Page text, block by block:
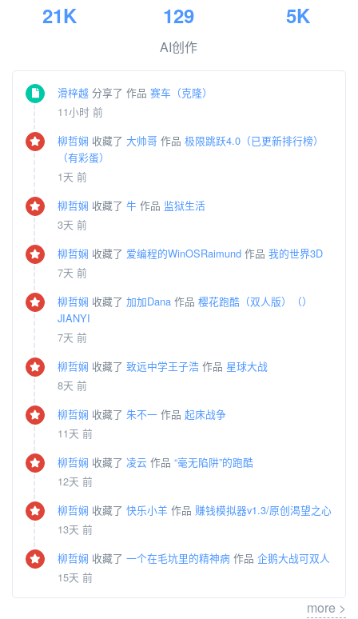
21K 129
AI创作
5K
滑梓越 分享了 作品 赛车️（克隆）
11小时 前
柳哲娴 收藏了 大帅哥 作品 极限跳跃4.0（已更新排行榜）
（有彩蛋）
1天 前
柳哲娴 收藏了 牛 作品 监狱生活
3天 前
柳哲娴 收藏了 爱编程的WinOSRaimund 作品 我的世界3D
7天 前
柳哲娴 收藏了 加加Dana 作品 樱花跑酷（双人版）（）
JIANYI
7天 前
柳哲娴 收藏了 致远中学王子浩 作品 星球大战
8天 前
柳哲娴 收藏了 朱不一 作品 起床战争
11天 前
柳哲娴 收藏了 凌云 作品 “毫无陷阱”的跑酷
12天 前
柳哲娴 收藏了 快乐小羊 作品 赚钱模拟器v1.3/原创渴望之心
13天 前
柳哲娴 收藏了 一个在毛坑里的精神病 作品 企鹅大战可双人
15天 前
more >